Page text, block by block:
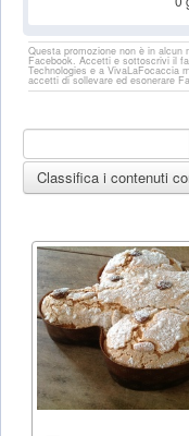
Questa promozione non è in
Facebook. Accetti e sottoscrivi il
Technologies e a VivaLaFocaccia
accetti di sollevare ed esonerare
Classifica i contenuti